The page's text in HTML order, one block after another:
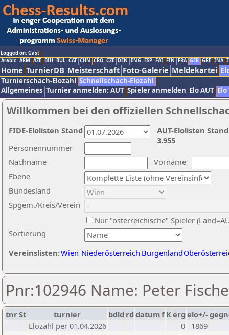
Logged on: Gast
Arabic ARM AZE BIH BUL CAT CHN CRO CZE DEN ENG ESP FAI FIN FRA GER GRE INA
Home TurnierDB Meisterschaft Foto-Galerie Meldekartei
Turnierschach-Elozahl Schnellschach-Elozahl
Allgemeines Turnier anmelden: AUT Spieler anmelden Elo AUT
Willkommen bei den offiziellen
Nachname
Vorname
Ebene
Sortierung
Personennummer
Bundesland
Spgem./Kreis/Verein
Nur "österreichische" Spieler
Vereinslisten:Wien Niederösterreich Burgenland
AUT-Elolisten
3.955
FIDE-Elolisten Stand
Pnr:102946 Name: Peter
tnrSt turnier bdld rd datumf Kerg elo+/-
Elozahl per 01.04.2026
0
1869